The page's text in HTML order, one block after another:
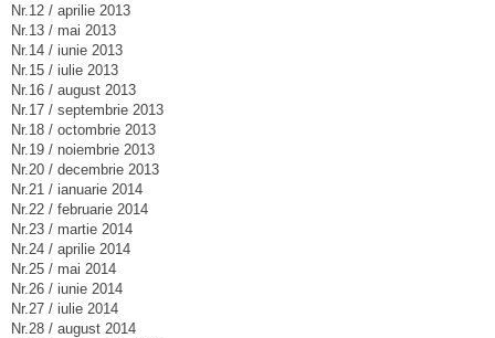
Nr.12 / aprilie 2013
Nr.13 / mai 2013
Nr.14 / iunie 2013
Nr.15 / iulie 2013
Nr.16 / august 2013
Nr.17 / septembrie 2013
Nr.18 / octombrie 2013
Nr.19 / noiembrie 2013
Nr.20 / decembrie 2013
Nr.21 / ianuarie 2014
Nr.22 / februarie 2014
Nr.23 / martie 2014
Nr.24 / aprilie 2014
Nr.25 / mai 2014
Nr.26 / iunie 2014
Nr.27 / iulie 2014
Nr.28 / august 2014